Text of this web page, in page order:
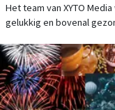
Het team van XYTO
gelukkig en bovenal